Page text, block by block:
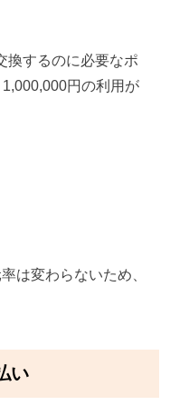
換するのに必要なポ
円の利用が
は変わらないため、
い